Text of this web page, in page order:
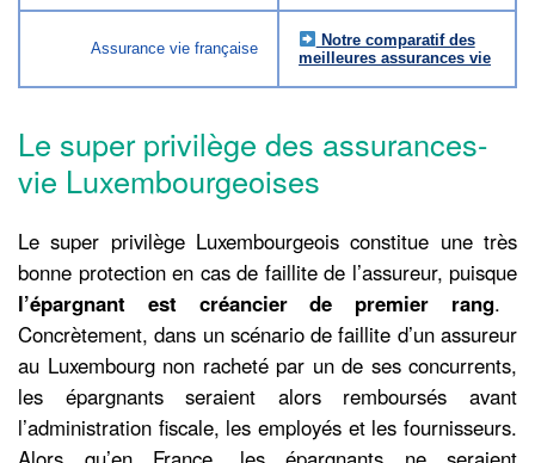
Assurance vie française
Notre comparatif des
meilleures assurances vie
Le super privilège des assurances-
vie Luxembourgeoises
Le super privilège Luxembourgeois constitue une très
bonne protection en cas de faillite de l’assureur, puisque
l’épargnant est créancier de premier rang.
Concrètement, dans un scénario de faillite d’un assureur
au Luxembourg non racheté par un de ses concurrents,
les épargnants seraient alors remboursés avant
l’administration fiscale, les employés et les fournisseurs.